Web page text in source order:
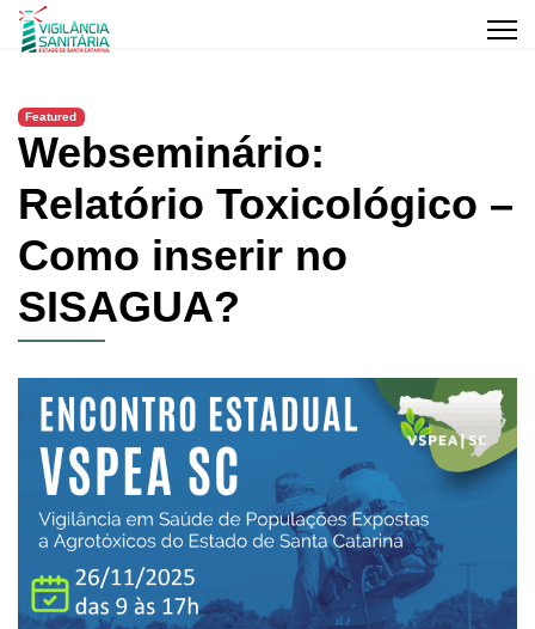
Featured
Webseminário:
Relatório Toxicológico –
Como inserir no
SISAGUA?